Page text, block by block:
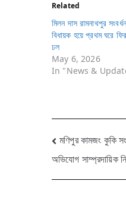
Related
মিলন দাস রামনাথপুর
বিধায়ক হয়ে প্রথম ঘরে
ঢল
May 6, 2026
In "News &
Post
মণিপুর কামজং কুকি
অভিযোগ সাম্প্রদায়িক